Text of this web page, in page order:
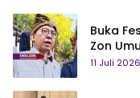
Buka
Zon
Status
11 Juli 2026